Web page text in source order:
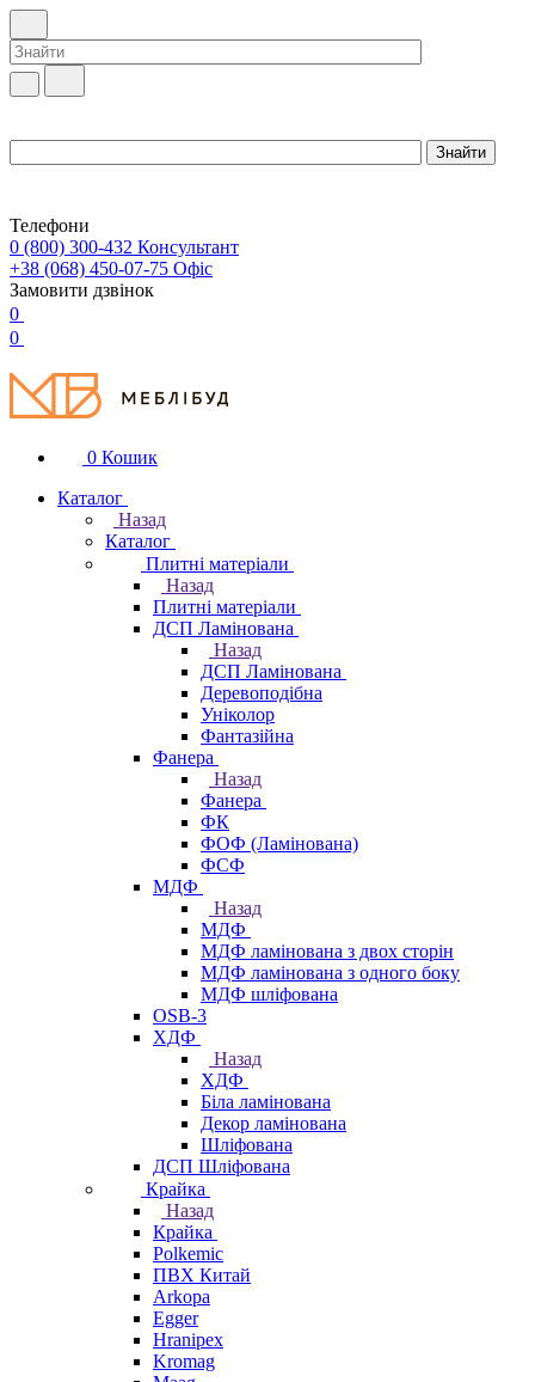
Телефони
0 (800) 300-432 Консультант
+38 (068) 450-07-75 Офіс
Замовити дзвінок
0
0
0 Кошик
Каталог
Назад
Каталог
Плитні матеріали
Назад
Плитні матеріали
ДСП Ламінована
Назад
ДСП Ламінована
Деревоподібна
Уніколор
Фантазійна
Фанера
Назад
Фанера
ФК
ФОФ (Ламінована)
ФСФ
МДФ
Назад
МДФ
МДФ ламінована з двох сторін
МДФ ламінована з одного боку
МДФ шліфована
OSB-3
ХДФ
Назад
ХДФ
Біла ламінована
Декор ламінована
Шліфована
ДСП Шліфована
Крайка
Назад
Крайка
Polkemic
ПВХ Китай
Arkopa
Egger
Hranipex
Kromag